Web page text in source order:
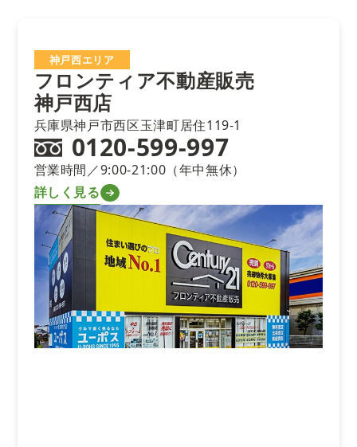
神戸西エリア
フロンティア不動産販売
神戸西店
兵庫県神戸市西区玉津町居住119-1
0120-599-997
営業時間／9:00-21:00（年中無休）
詳しく見る